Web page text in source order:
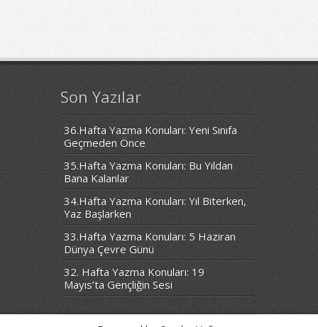
Son Yazılar
36.Hafta Yazma Konuları: Yeni Sınıfa
Geçmeden Önce
35.Hafta Yazma Konuları: Bu Yıldan
Bana Kalanlar
34.Hafta Yazma Konuları: Yıl Biterken,
Yaz Başlarken
33.Hafta Yazma Konuları: 5 Haziran
Dünya Çevre Günü
32. Hafta Yazma Konuları: 19
Mayıs’ta Gençliğin Sesi